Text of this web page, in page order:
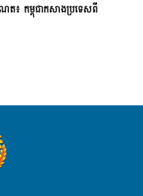
ត៖ កម្ពុជាកសាងប្រទេសពី